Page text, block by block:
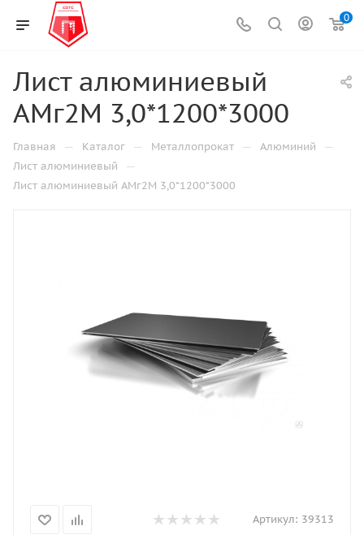
0
Лист алюминиевый
АМг2М 3,0*1200*3000
Главная — Каталог — Металлопрокат — Алюминий —
Лист алюминиевый —
Лист алюминиевый АМг2М 3,0*1200*3000
Артикул: 39313